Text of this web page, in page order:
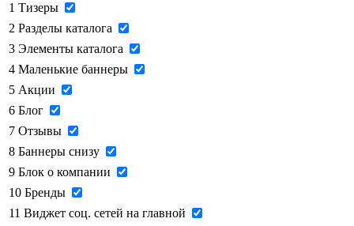
1 Тизеры
2 Разделы каталога
3 Элементы каталога
4 Маленькие баннеры
5 Акции
6 Блог
7 Отзывы
8 Баннеры снизу
9 Блок о компании
10 Бренды
11 Виджет соц. сетей на главной